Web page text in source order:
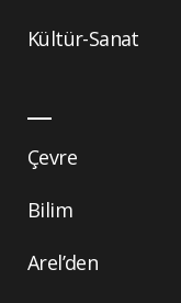
Kültür-Sanat
Çevre
Bilim
Arel’den